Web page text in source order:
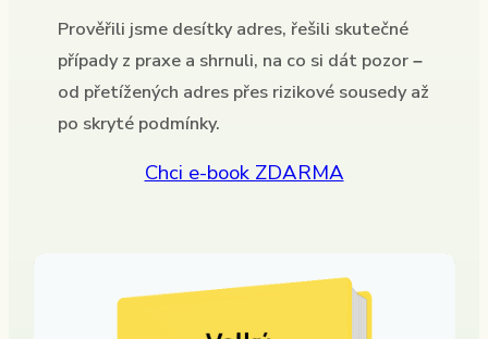
Prověřili jsme desítky adres, řešili skutečné
případy z praxe a shrnuli, na co si dát pozor –
od přetížených adres přes rizikové sousedy až
po skryté podmínky.
Chci e-book ZDARMA